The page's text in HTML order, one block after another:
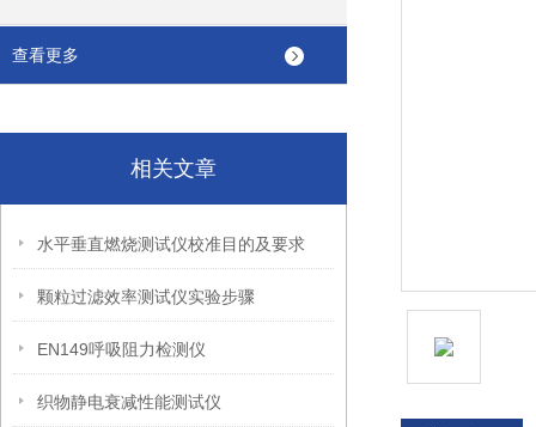
查看更多
相关文章
水平垂直燃烧测试仪校准目的及要求
颗粒过滤效率测试仪实验步骤
EN149呼吸阻力检测仪
织物静电衰减性能测试仪